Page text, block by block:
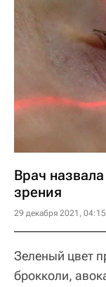
Врач
зрения
29 декабря 2021, 04:15
Зеленый цвет
брокколи,